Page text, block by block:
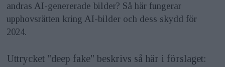
andras AI-genererade bilder? Så här fungerar
upphovsrätten kring AI-bilder och dess skydd för
2024.
Uttrycket "deep fake" beskrivs så här i förslaget: